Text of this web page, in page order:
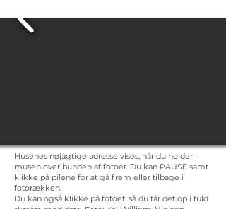
Husenes nøjagtige adresse vises, når du holder
musen over bunden af fotoet. Du kan PAUSE samt
klikke på pilene for at gå frem eller tilbage i
fotorækken.
Du kan også klikke på fotoet, så du får det op i fuld